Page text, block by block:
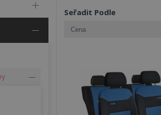
Seřadit Podle